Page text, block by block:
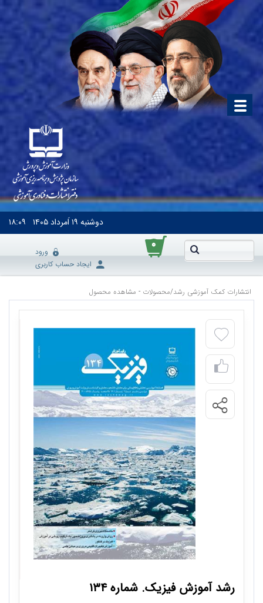
دوشنبه ۱۹ اَمرداد ۱۴۰۵ ۱۸:۰۹
۰
ورود
ایجاد حساب کاربری
انتشارات کمک آموزشی رشد/محصولات - مشاهده محصول
رشد آموزش فیزیک. شماره ۱۳۴